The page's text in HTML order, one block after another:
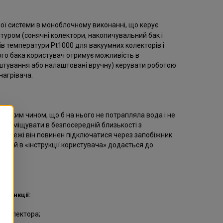
системи в моноблочному виконанні, що керує
(сонячні колектори, накопичувальний бак і
температури Pt1000 для вакуумних колекторів і
бака користувач отримує можливість в
або налаштовані вручну) керувати роботою
чином, що б на нього не потрапляла вода і не
в безпосередній близькості з
він повинен підключатися через запобіжник
в «інструкції користувача» додається до
функції:
колектора;